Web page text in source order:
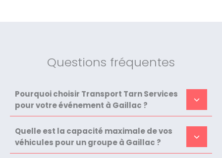
Questions fréquentes
Pourquoi choisir Transport Tarn Services
pour votre événement à Gaillac ?
Quelle est la capacité maximale de vos
véhicules pour un groupe à Gaillac ?